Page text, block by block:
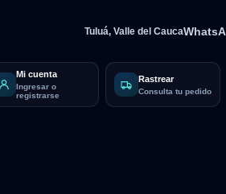
Tuluá, Valle del Cauca
Mi cuenta
Ingresar o
registrarse
Rastrear
Consulta tu pedido